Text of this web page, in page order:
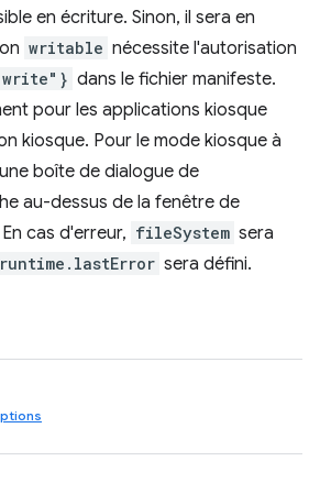
en écriture. Sinon, il sera en
writable nécessite l'autorisation
dans le fichier manifeste.
pour les applications kiosque
kiosque. Pour le mode kiosque à
boîte de dialogue de
au-dessus de la fenêtre de
cas d'erreur, fileSystem sera
sera défini.